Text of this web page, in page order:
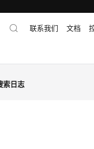
联系我们 文档
索日志